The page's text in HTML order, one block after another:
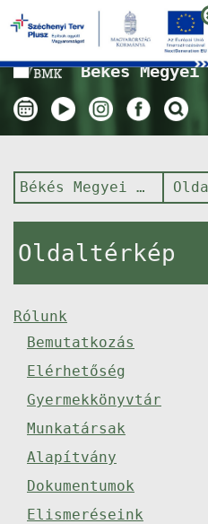
Békés
Békés Megyei Könyvtár
Oldaltérkép
Rólunk
Bemutatkozás
Elérhetőség
Gyermekkönyvtár
Munkatársak
Alapítvány
Dokumentumok
Elismeréseink